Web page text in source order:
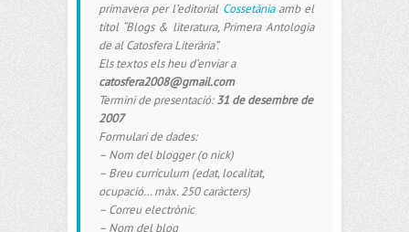
primavera per l’editorial Cossetàniaamb el
títol “Blogs & literatura, Primera Antologia
de al Catosfera Literària”.
Els textos els heu d’enviar a
catosfera2008@gmail.com
Termini de presentació:31 de desembre de
2007
Formulari de dades:
– Nom del blogger (o nick)
– Breu currículum (edat, localitat,
ocupació… màx. 250 caràcters)
– Correu electrònic
– Nom del blog